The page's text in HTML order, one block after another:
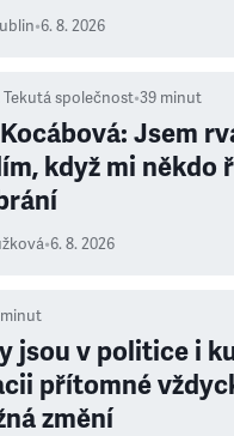
•6. 8. 2026
Tekutá společnost•39 minut
Jsem
když mi někdo
•6. 8. 2026
minut
jsou v politice i
přítomné
změní